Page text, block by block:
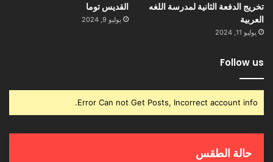
تخريج الدفعة الثانية لمدرسة اللغه
العربية
يوليو 11, 2024
القديس توما
يوليو 9, 2024
Follow us
Error Can not Get Posts, Incorrect account info.
حالة الطقس